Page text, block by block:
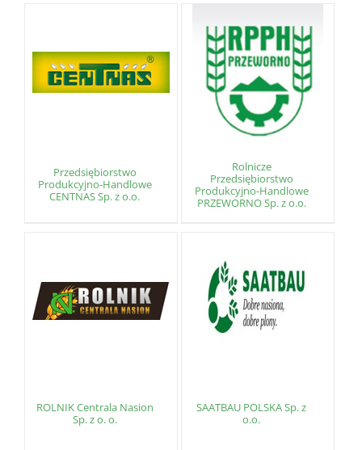
Przedsiębiorstwo
Produkcyjno-Handlowe
CENTNAS Sp. z o.o.
Rolnicze
Przedsiębiorstwo
Produkcyjno-Handlowe
PRZEWORNO Sp. z o.o.
ROLNIK Centrala Nasion
Sp. z o. o.
SAATBAU POLSKA Sp. z
o.o.